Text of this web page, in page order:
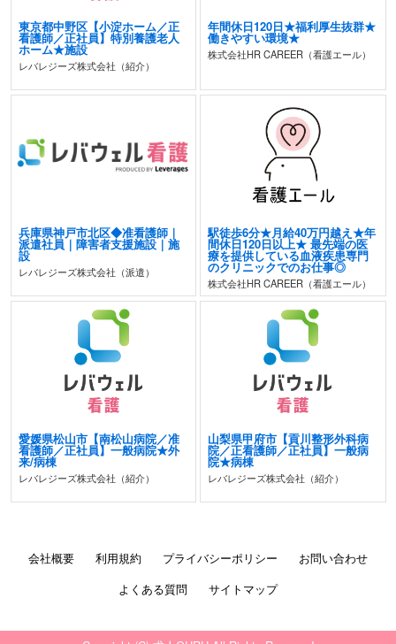
東京都中野区【小淀ホーム／正
看護師／正社員】特別養護老人
ホーム★施設
レバレジーズ株式会社（紹介）
年間休日120日★福利厚生抜群★
働きやすい環境★
株式会社HR CAREER（看護エール）
兵庫県神戸市北区◆准看護師｜
派遣社員｜障害者支援施設｜施
設
レバレジーズ株式会社（派遣）
駅徒歩6分★月給40万円越え★年
間休日120日以上★ 最先端の医
療を提供している血液疾患専門
のクリニックでのお仕事◎
株式会社HR CAREER（看護エール）
愛媛県松山市【南松山病院／准
看護師／正社員】一般病院★外
来/病棟
レバレジーズ株式会社（紹介）
山梨県甲府市【貢川整形外科病
院／正看護師／正社員】一般病
院★病棟
レバレジーズ株式会社（紹介）
会社概要 利用規約 プライバシーポリシー
お問い合わせ
よくある質問
サイトマップ